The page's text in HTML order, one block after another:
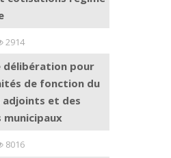
2914
délibération pour
de fonction du
adjoints et des
municipaux
8016